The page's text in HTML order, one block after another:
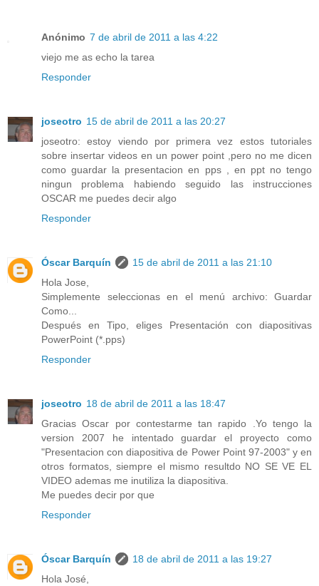
Anónimo 7 de abril de 2011 a las 4:22
viejo me as echo la tarea
Responder
joseotro 15 de abril de 2011 a las 20:27
joseotro: estoy viendo por primera vez estos tutoriales
sobre insertar videos en un power point ,pero no me dicen
como guardar la presentacion en pps , en ppt no tengo
ningun problema habiendo seguido las instrucciones
OSCAR me puedes decir algo
Responder
Óscar Barquín
15 de abril de 2011 a las 21:10
Hola Jose,
Simplemente seleccionas en el menú archivo: Guardar
Como...
Después en Tipo, eliges Presentación con diapositivas
PowerPoint (*.pps)
Responder
joseotro 18 de abril de 2011 a las 18:47
Gracias Oscar por contestarme tan rapido .Yo tengo la
version 2007 he intentado guardar el proyecto como
"Presentacion con diapositiva de Power Point 97-2003" y en
otros formatos, siempre el mismo resultdo NO SE VE EL
VIDEO ademas me inutiliza la diapositiva.
Me puedes decir por que
Responder
Óscar Barquín
18 de abril de 2011 a las 19:27
Hola José,